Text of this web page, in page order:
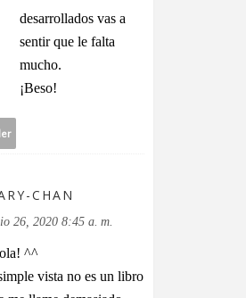
desarrollados vas a
sentir que le falta
mucho.
¡Beso!
CHAN
26, 2020 8:45 a. m.
^^
vista no es un libro